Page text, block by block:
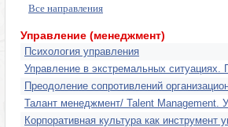
Все направления
Управление (менеджмент)
Психология управления
Управление в экстремальных ситуациях.
Преодоление сопротивлений
Талант менеджмент/ Talent Management.
Корпоративная культура как инструмент